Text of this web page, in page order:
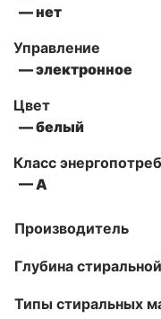
— нет
Управление
— электронное
Цвет
— белый
Класс
— А
Производитель
Глубина
Типы стиральных